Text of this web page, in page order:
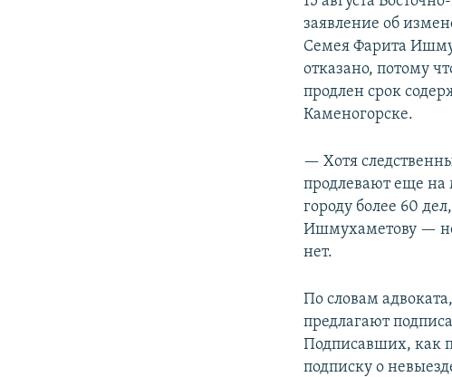
заявление об
Семея Фарита
отказано, потому
продлен срок
Каменогорске.
— Хотя
продлевают еще
городу более 60
Ишмухаметову —
нет.
По словам
предлагают
Подписавших, как
подписку о